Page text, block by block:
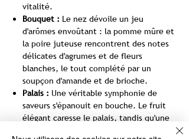
vitalité.
Bouquet : Le nez dévoile un jeu
d'arômes envoûtant : la pomme mûre et
la poire juteuse rencontrent des notes
délicates d'agrumes et de fleurs
blanches, le tout complété par un
soupçon d'amande et de brioche.
Palais : Une véritable symphonie de
saveurs s'épanouit en bouche. Le fruit
élégant caresse le palais, tandis qu'une